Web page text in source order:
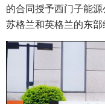
的合同授予西门子能
苏格兰和英格兰的东部